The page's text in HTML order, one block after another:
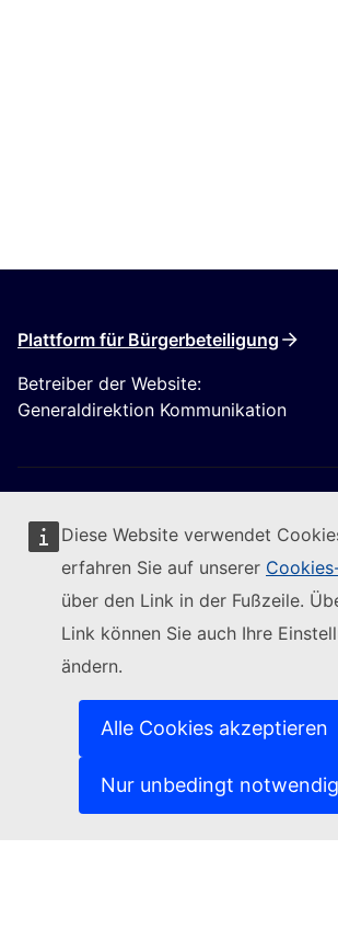
Diese Website verwendet
erfahren Sie auf unserer
über den Link in der Fußzeile.
Link können Sie auch Ihre
ändern.
Alle Cookies akzeptieren
Nur unbedingt
Plattform für Bürgerbeteiligung
Betreiber der Website:
Generaldirektion Kommunikation
Folgen Sie der Europäischen
Kontakt(Externer Link)
IT-Sicherheitslücke melden
Sprachen auf unseren Websites
(Externer Link)
Schutz der Privatsphäre
Rechtlicher Hinweis
(Externer Link)